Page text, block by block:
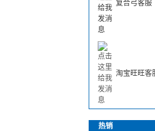
复合弓客服
淘宝旺旺客
热销